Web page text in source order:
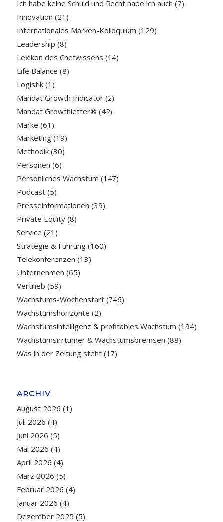
Ich habe keine Schuld und Recht habe ich auch (7)
Innovation (21)
Internationales Marken-Kolloquium (129)
Leadership (8)
Lexikon des Chefwissens (14)
Life Balance (8)
Logistik(1)
Mandat Growth Indicator(2)
Mandat Growthletter® (42)
Marke (61)
Marketing(19)
Methodik(30)
Personen (6)
Persönliches Wachstum (147)
Podcast(5)
Presseinformationen (39)
Private Equity(8)
Service (21)
Strategie & Führung(160)
Telekonferenzen (13)
Unternehmen (65)
Vertrieb (59)
Wachstums-Wochenstart(746)
Wachstumshorizonte (2)
Wachstumsintelligenz & profitables Wachstum (194)
Wachstumsirrtümer & Wachstumsbremsen (88)
Was in der Zeitung steht(17)
ARCHIV
August 2026 (1)
Juli 2026 (4)
Juni 2026 (5)
Mai 2026 (4)
April 2026 (4)
März 2026 (5)
Februar 2026 (4)
Januar 2026 (4)
Dezember 2025 (5)